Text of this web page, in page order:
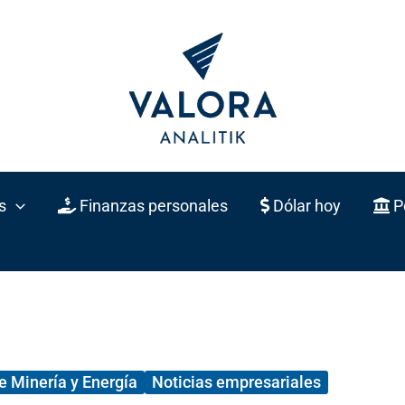
Finanzas personales Dólar hoy
Minería y Energía Noticias empresariales